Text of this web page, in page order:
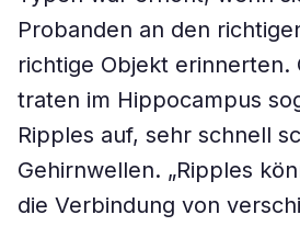
Probanden an den
richtige Objekt erinnerten.
traten im Hippocampus
Ripples auf, sehr schnell
Gehirnwellen. „Ripples
die Verbindung von